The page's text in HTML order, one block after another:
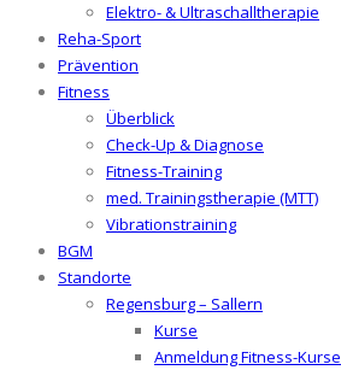
Elektro- & Ultraschalltherapie
Reha-Sport
Prävention
Fitness
Überblick
Check-Up & Diagnose
Fitness-Training
med. Trainingstherapie (MTT)
Vibrationstraining
BGM
Standorte
Regensburg – Sallern
Kurse
Anmeldung Fitness-Kurse